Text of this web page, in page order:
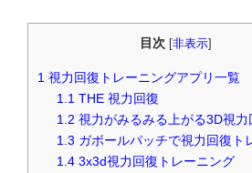
目次 [非表示]
1 視力回復トレーニングアプリ一覧
1.1 THE 視力回復
1.2 視力がみるみる上がる3D視力
1.3 ガボールパッチで視力回復ト
1.4 3x3d視力回復トレーニング